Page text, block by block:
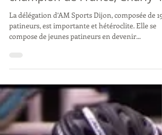
France Indoor : Kevin
champion de France, Charly 4e
La délégation d’AM Sports Dijon, composée de 19